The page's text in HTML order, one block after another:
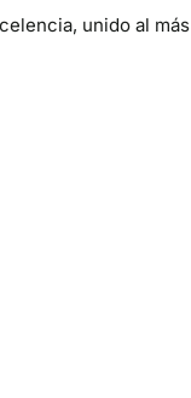
unido al más